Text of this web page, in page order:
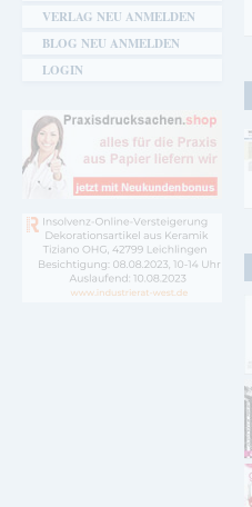
VERLAG NEU ANMELDEN
BLOG NEU ANMELDEN
LOGIN